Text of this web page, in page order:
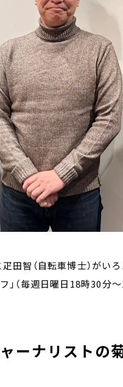
疋田智（自転車博士）が
」（毎週日曜日18時30分
ーナリストの